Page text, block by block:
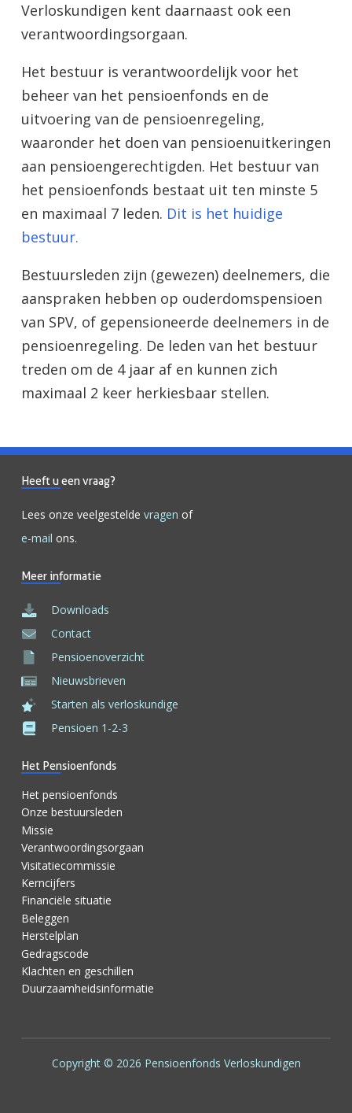
Verloskundigen kent daarnaast ook een
verantwoordingsorgaan.
Het bestuur is verantwoordelijk voor het
beheer van het pensioenfonds en de
uitvoering van de pensioenregeling,
waaronder het doen van pensioenuitkeringen
aan pensioengerechtigden. Het bestuur van
het pensioenfonds bestaat uit ten minste 5
en maximaal 7 leden. Dit is het huidige
bestuur.
Bestuursleden zijn (gewezen) deelnemers, die
aanspraken hebben op ouderdomspensioen
van SPV, of gepensioneerde deelnemers in de
pensioenregeling. De leden van het bestuur
treden om de 4 jaar af en kunnen zich
maximaal 2 keer herkiesbaar stellen.
Heeft u een vraag?
Lees onze veelgestelde vragen of
e-mail ons.
Meer informatie
Downloads
Contact
Pensioenoverzicht
Nieuwsbrieven
Starten als verloskundige
Pensioen 1-2-3
Het Pensioenfonds
Het pensioenfonds
Onze bestuursleden
Missie
Verantwoordingsorgaan
Visitatiecommissie
Kerncijfers
Financiële situatie
Beleggen
Herstelplan
Gedragscode
Klachten en geschillen
Duurzaamheidsinformatie
Copyright © 2026 Pensioenfonds Verloskundigen